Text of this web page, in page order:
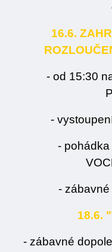
16.6.
- od 15:30
-
- pohádka
-
18.6.
- zábavné